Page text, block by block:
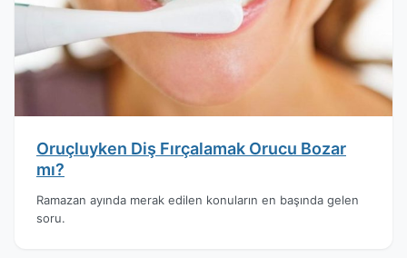
Oruçluyken Diş Fırçalamak Orucu Bozar
mı?
Ramazan ayında merak edilen konuların en başında gelen
soru.